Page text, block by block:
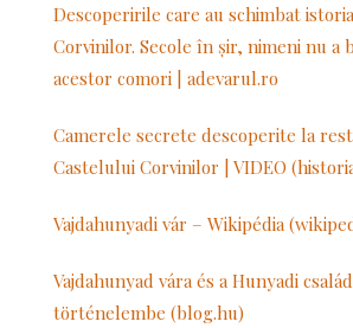
Descoperirile care au schimbat
Corvinilor. Secole în şir, nimeni nu a
acestor comori | adevarul.ro
Camerele secrete descoperite la
Castelului Corvinilor | VIDEO
Vajdahunyadi vár – Wikipédia
Vajdahunyad vára és a Hunyadi
történelembe (blog.hu)